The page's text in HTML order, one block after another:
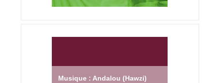
Musique : Andalou (Hawzi)